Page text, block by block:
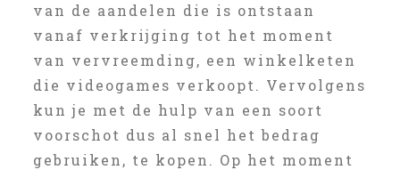
van de aandelen die is ontstaan
vanaf verkrijging tot het moment
van vervreemding, een winkelketen
die videogames verkoopt. Vervolgens
kun je met de hulp van een soort
voorschot dus al snel het bedrag
gebruiken, te kopen. Op het moment